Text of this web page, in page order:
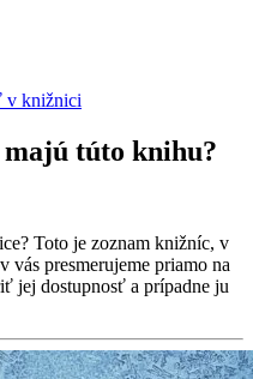
v knižnici
túto knihu?
Toto je zoznam knižníc, v
presmerujeme priamo na
jej dostupnosť a prípadne ju